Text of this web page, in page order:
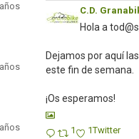
C.D.
Hola a
Dejamos por aquí
este fin de semana.
¡Os esperamos!
1 1Twitter